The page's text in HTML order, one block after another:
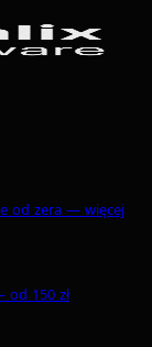
od zera — więcej
od 150 zł